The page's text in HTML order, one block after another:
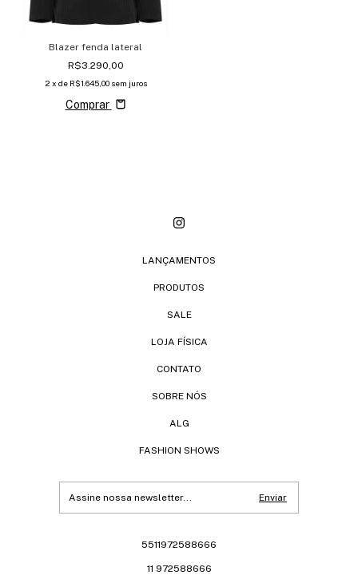
Blazer fenda lateral
R$3.290,00
2 x de R$1.645,00 sem juros
Comprar
LANÇAMENTOS
PRODUTOS
SALE
LOJA FÍSICA
CONTATO
SOBRE NÓS
ALG
FASHION SHOWS
5511972588666
11 972588666